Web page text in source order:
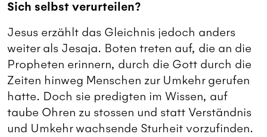
Sich selbst verurteilen?
Jesus erzählt das Gleichnis jedoch anders
weiter als Jesaja. Boten treten auf, die an die
Propheten erinnern, durch die Gott durch die
Zeiten hinweg Menschen zur Umkehr gerufen
hatte. Doch sie predigten im Wissen, auf
taube Ohren zu stossen und statt Verständnis
und Umkehr wachsende Sturheit vorzufinden.